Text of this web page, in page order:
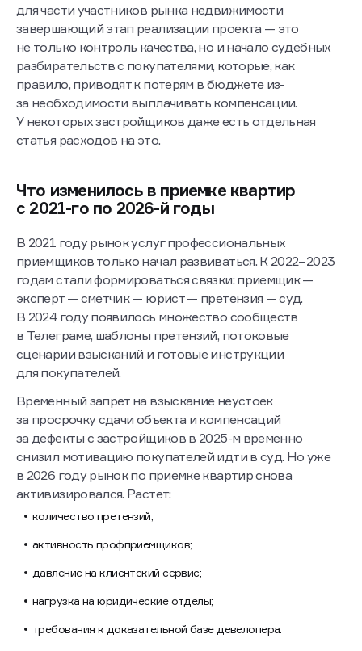
для части участников рынка недвижимости
завершающий этап реализации проекта — это
не только контроль качества, но и начало судебных
разбирательств с покупателями, которые, как
правило, приводят к потерям в бюджете из-
за необходимости выплачивать компенсации.
У некоторых застройщиков даже есть отдельная
статья расходов на это.
Что изменилось в приемке квартир
с 2021-го по 2026-й годы
В 2021 году рынок услуг профессиональных
приемщиков только начал развиваться. К 2022–2023
годам стали формироваться связки: приемщик —
эксперт — сметчик — юрист — претензия — суд.
В 2024 году появилось множество сообществ
в Телеграме, шаблоны претензий, потоковые
сценарии взысканий и готовые инструкции
для покупателей.
Временный запрет на взыскание неустоек
за просрочку сдачи объекта и компенсаций
за дефекты с застройщиков в 2025-м временно
снизил мотивацию покупателей идти в суд. Но уже
в 2026 году рынок по приемке квартир снова
активизировался. Растет:
количество претензий;
активность профприемщиков;
давление на клиентский сервис;
нагрузка на юридические отделы;
требования к доказательной базе девелопера.